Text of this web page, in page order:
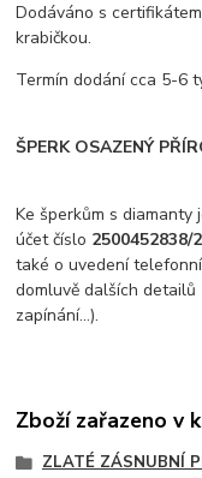
Dodáváno s
krabičkou.
Termín dodání cca 5-6
ŠPERK OSAZENÝ
Ke šperkům s
účet číslo 2500452838/
také o uvedení
domluvě dalších detailů
zapínání...).
Zboží zařazeno v
ZLATÉ ZÁSNUBNÍ